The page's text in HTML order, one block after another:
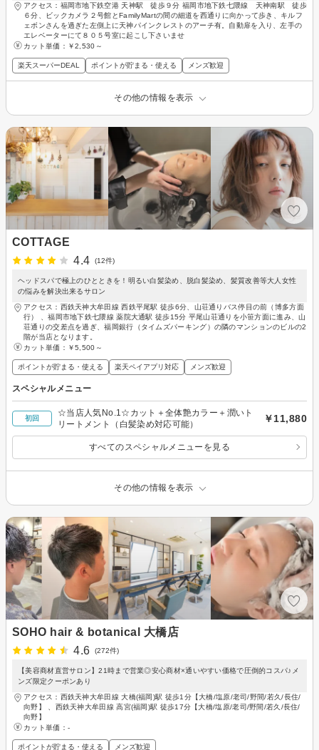
アクセス：福岡市地下鉄空港 天神駅 徒歩９分 福岡市地下鉄七隈線 天神南駅 徒歩
６分、ビックカメラ２号館とFamilyMartの間の細道を西通りに向かって歩き、キルフ
ェボンさんを過ぎた左側上に天神パインクレストのアーチ有。自動扉を入り、左手の
エレベーターにて８０５号室に起こし下さいませ
カット単価： ￥2,530～
楽天スーパーDEAL ポイントが貯まる・使える メンズ歓迎
その他の情報を表示
COTTAGE
4.4
(12件)
ヘッドスパで極上のひとときを！明るい白髪染め、脱白髪染め、髪質改善等大人女性
の悩みを解決出来るサロン
アクセス：西鉄天神大牟田線 西鉄平尾駅 徒歩6分、山荘通りバス停目の前（博多方面
行） 、福岡市地下鉄七隈線 薬院大通駅 徒歩15分 平尾山荘通りを小笹方面に進み、山
荘通りの交差点を過ぎ、福岡銀行（タイムズパーキング）の隣のマンションのビルの2
階が当店となります。
カット単価： ￥5,500～
ポイントが貯まる・使える 楽天ペイアプリ対応 メンズ歓迎
スペシャルメニュー
初回
☆当店人気No.1☆カット＋全体艶カラー＋潤いト
リートメント（白髪染め対応可能）
￥11,880
すべてのスペシャルメニューを見る
その他の情報を表示
SOHO hair & botanical 大橋店
4.6
(272件)
【美容商材直営サロン】21時まで営業◎安心商材×通いやすい価格で圧倒的コスパ♪メ
ンズ限定クーポンあり
アクセス：西鉄天神大牟田線 大橋(福岡)駅 徒歩1分【大橋/塩原/老司/野間/若久/長住/
向野】 、西鉄天神大牟田線 高宮(福岡)駅 徒歩17分【大橋/塩原/老司/野間/若久/長住/
向野】
カット単価： -
ポイントが貯まる・使える メンズ歓迎